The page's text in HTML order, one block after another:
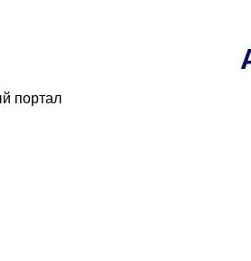
портал